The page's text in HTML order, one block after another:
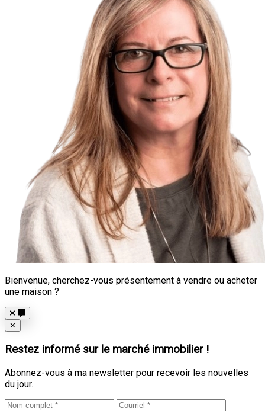
Bienvenue, cherchez-vous présentement à vendre ou acheter
une maison ?
Close
✕
Restez informé sur le marché immobilier !
Abonnez-vous à ma newsletter pour recevoir les nouvelles
du jour.